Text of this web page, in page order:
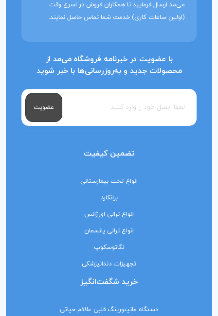
می‌مد ارسال فرمایید تا همکاران فروش در اسرع وقت
(اولین ساعات کاری) خدمت شما تماس حاصل نمایند.
با عضویت در خبرنامه فروشگاه می‌مد از
محصولات جدید و به‌روزرسانی‌ها با خبر شوید
عضویت
تضمین کیفیت
انواع تخت بیمارستانی
برانکارد
انواع ترالی اورژانس
انواع ترالی پانسمان
نگاتوسکوپ
تجهیزات دندانپزشکی
خرید شگفت‌انگیز
دستگاه مانیتورینگ‌ قلبی علائم حیاتی